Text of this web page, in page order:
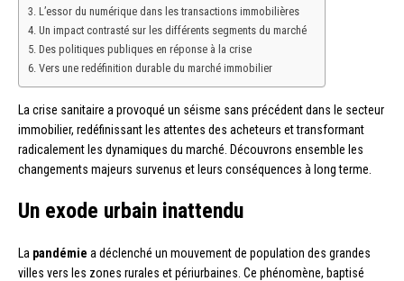
L’essor du numérique dans les transactions immobilières
Un impact contrasté sur les différents segments du marché
Des politiques publiques en réponse à la crise
Vers une redéfinition durable du marché immobilier
La crise sanitaire a provoqué un séisme sans précédent dans le secteur
immobilier, redéfinissant les attentes des acheteurs et transformant
radicalement les dynamiques du marché. Découvrons ensemble les
changements majeurs survenus et leurs conséquences à long terme.
Un exode urbain inattendu
La pandémie a déclenché un mouvement de population des grandes
villes vers les zones rurales et périurbaines. Ce phénomène, baptisé